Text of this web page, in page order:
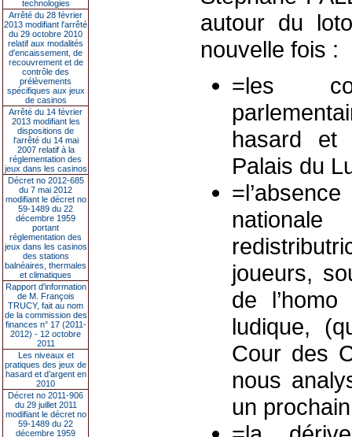
technologies
Arrêté du 28 février
2013 modifiant l'arrêté
du 29 octobre 2010
relatif aux modalités
d'encaissement, de
recouvrement et de
contrôle des
prélèvements
spécifiques aux jeux
de casinos
Arrêté du 14 février
2013 modifiant les
dispositions de
l'arrêté du 14 mai
2007 relatif à la
réglementation des
jeux dans les casinos
Décret no 2012-685
du 7 mai 2012
modifiant le décret no
59-1489 du 22
décembre 1959
portant
réglementation des
jeux dans les casinos
des stations
balnéaires, thermales
et climatiques
Rapport d'information
de M. François
TRUCY, fait au nom
de la commission des
finances n° 17 (2011-
2012) - 12 octobre
2011
Les niveaux et
pratiques des jeux de
hasard et d’argent en
2010
Décret no 2011-906
du 29 juillet 2011
modifiant le décret no
59-1489 du 22
décembre 1959
autour du
nouvelle fois :
=les
hasard et
Palais du
joueurs,
de
ludique,
Cour des
nous
un